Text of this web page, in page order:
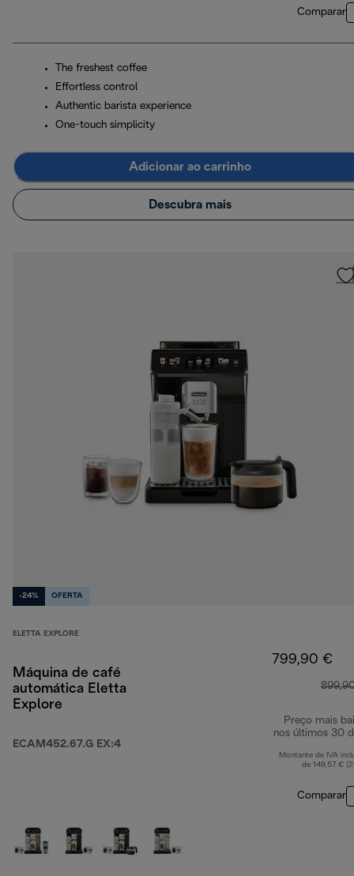
Comparar
The freshest coffee
Effortless control
Authentic barista experience
One-touch simplicity
Adicionar ao carrinho
Descubra mais
-24% OFERTA
ELETTA EXPLORE
Máquina de café
automática Eletta
Explore
ECAM452.67.G EX:4
799,90 €
Preço mais
nos últimos 30
Montante de IVA
de 149,57 €
Comparar